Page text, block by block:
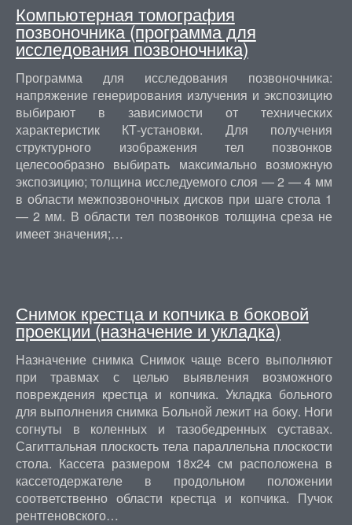
Компьютерная томография
позвоночника (программа для
исследования позвоночника)
Программа для исследования позвоночника:
напряжение генерирования излучения и экспозицию
выбирают в зависимости от технических
характеристик КТ-установки. Для получения
структурного изображения тел позвонков
целесообразно выбирать максимально возможную
экспозицию; толщина исследуемого слоя — 2 — 4 мм
в области межпозвоночных дисков при шаге стола 1
— 2 мм. В области тел позвонков толщина среза не
имеет значения;…
Снимок крестца и копчика в боковой
проекции (назначение и укладка)
Назначение снимка Снимок чаще всего выполняют
при травмах с целью выявления возможного
повреждения крестца и копчика. Укладка больного
для выполнения снимка Больной лежит на боку. Ноги
согнуты в коленных и тазобедренных суставах.
Сагиттальная плоскость тела параллельна плоскости
стола. Кассета размером 18х24 см расположена в
кассетодержателе в продольном положении
соответственно области крестца и копчика. Пучок
рентгеновского…